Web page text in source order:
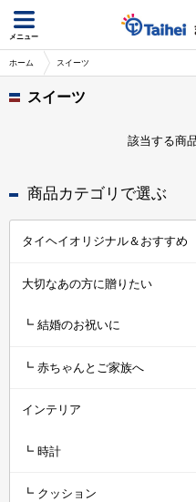
メニュー
ホーム スイーツ
スイーツ
該当する商
商品カテゴリで選ぶ
タイヘイオリジナル＆おすすめ
大切なあの方に贈りたい
┗ 結婚のお祝いに
┗ 赤ちゃんとご家族へ
インテリア
┗ 時計
┗ クッション